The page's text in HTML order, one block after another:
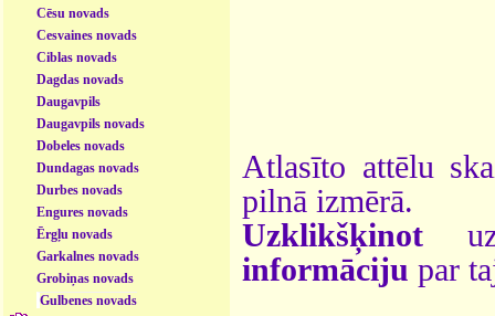
Cēsu novads
Cesvaines novads
Ciblas novads
Dagdas novads
Daugavpils
Daugavpils novads
Dobeles novads
Dundagas novads
Durbes novads
Engures novads
Ērgļu novads
Garkalnes novads
Grobiņas novads
Gulbenes novads
Atlasīto attēlu
pilnā izmērā.
Uzklikšķinot
informāciju par